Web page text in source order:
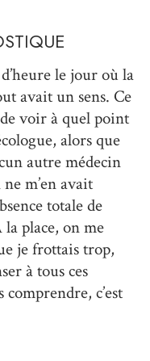
le jour où la
avait un sens. Ce
de voir à quel point
alors que
autre médecin
m’en avait
totale de
la place, on me
je frottais trop,
à tous ces
c’est